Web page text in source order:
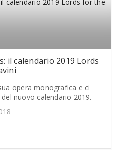
il calendario 2019 Lords
opera monografica e ci
nuovo calendario 2019.